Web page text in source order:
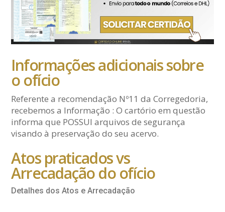
Informações adicionais sobre
o ofício
Referente a recomendação Nº11 da Corregedoria,
recebemos a Informação : O cartório em questão
informa que POSSUI arquivos de segurança
visando à preservação do seu acervo.
Atos praticados vs
Arrecadação do ofício
Detalhes dos Atos e Arrecadação